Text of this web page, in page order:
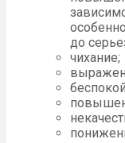
до
чихание;